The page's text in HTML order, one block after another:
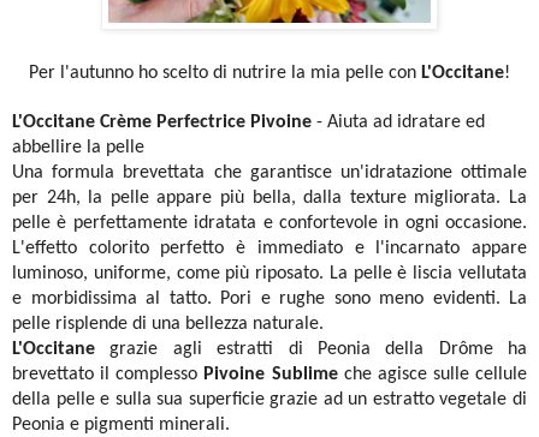
Per l'autunno ho scelto di nutrire la mia pelle con L'Occitane!
L'Occitane Crème Perfectrice Pivoine - Aiuta ad idratare ed
abbellire la pelle
Una formula brevettata che garantisce un'idratazione ottimale
per 24h, la pelle appare più bella, dalla texture migliorata. La
pelle è perfettamente idratata e confortevole in ogni occasione.
L'effetto colorito perfetto è immediato e l'incarnato appare
luminoso, uniforme, come più riposato. La pelle è liscia vellutata
e morbidissima al tatto. Pori e rughe sono meno evidenti. La
pelle risplende di una bellezza naturale.
L'Occitane grazie agli estratti di Peonia della Drôme ha
brevettato il complesso Pivoine Sublime che agisce sulle cellule
della pelle e sulla sua superficie grazie ad un estratto vegetale di
Peonia e pigmenti minerali.